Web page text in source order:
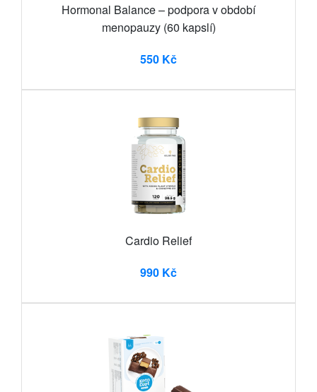
Hormonal Balance – podpora v období
menopauzy (60 kapslí)
550 Kč
Cardio Relief
990 Kč